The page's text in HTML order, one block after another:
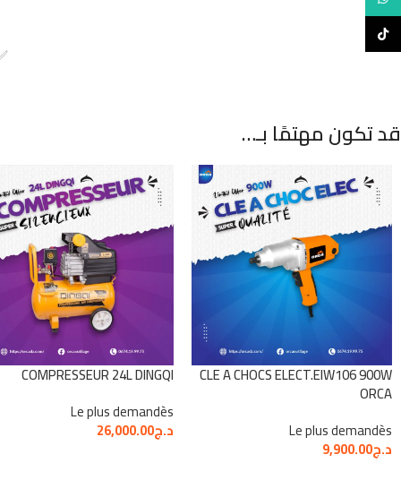
قد تكون مهتمًا بـ…
CLE A CHOCS ELECT.EIW106 900W
ORCA
Le plus demandès
د.ج9,900.00
COMPRESSEUR 24L DINGQI
Le plus demandès
د.ج26,000.00